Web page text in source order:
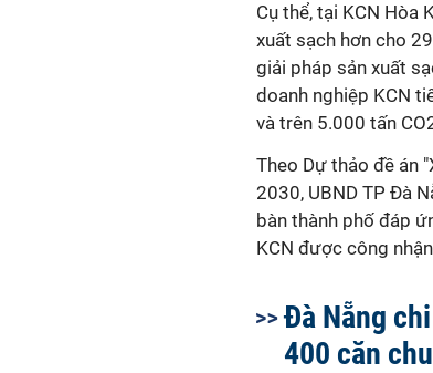
Cụ thể, tại KCN Hòa
xuất sạch hơn cho
giải pháp sản xuất
doanh nghiệp KCN
và trên 5.000 tấn
Theo Dự thảo đề án
2030, UBND TP Đà
bàn thành phố đáp
KCN được công
Đà Nẵng
400 căn